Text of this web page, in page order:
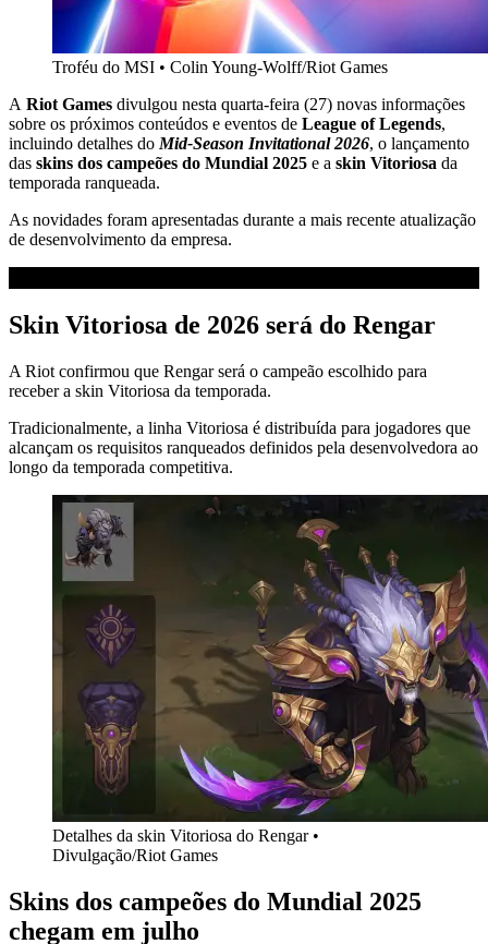
Troféu do MSI • Colin Young-Wolff/Riot Games
A Riot Games divulgou nesta quarta-feira (27) novas informações
sobre os próximos conteúdos e eventos de League of Legends,
incluindo detalhes do Mid-Season Invitational 2026, o lançamento
das skins dos campeões do Mundial 2025 e a skin Vitoriosa da
temporada ranqueada.
As novidades foram apresentadas durante a mais recente atualização
de desenvolvimento da empresa.
Skin Vitoriosa de 2026 será do Rengar
A Riot confirmou que Rengar será o campeão escolhido para
receber a skin Vitoriosa da temporada.
Tradicionalmente, a linha Vitoriosa é distribuída para jogadores que
alcançam os requisitos ranqueados definidos pela desenvolvedora ao
longo da temporada competitiva.
Detalhes da skin Vitoriosa do Rengar •
Divulgação/Riot Games
Skins dos campeões do Mundial 2025
chegam em julho